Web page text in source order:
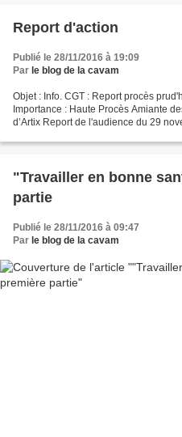
Report d'action
Publié le 28/11/2016 à 19:09
Par le blog de la cavam
Objet : Info. CGT : Report procès
Importance : Haute Procès Amiante
d’Artix Report de l'audience du 29
"Travailler en bonne santé en
partie
Publié le 28/11/2016 à 09:47
Par le blog de la cavam